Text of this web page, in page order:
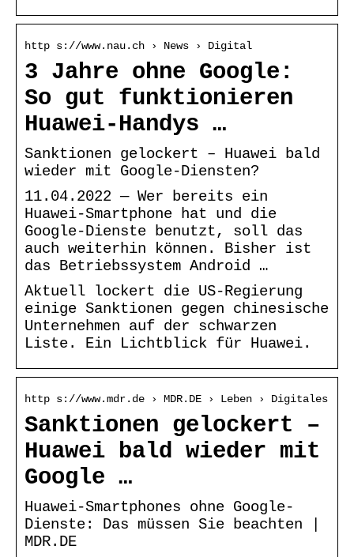
http s://www.nau.ch › News › Digital
3 Jahre ohne Google:
So gut funktionieren
Huawei-Handys …
Sanktionen gelockert – Huawei bald
wieder mit Google-Diensten?
11.04.2022 — Wer bereits ein
Huawei-Smartphone hat und die
Google-Dienste benutzt, soll das
auch weiterhin können. Bisher ist
das Betriebssystem Android …
Aktuell lockert die US-Regierung
einige Sanktionen gegen chinesische
Unternehmen auf der schwarzen
Liste. Ein Lichtblick für Huawei.
http s://www.mdr.de › MDR.DE › Leben › Digitales
Sanktionen gelockert –
Huawei bald wieder mit
Google …
Huawei-Smartphones ohne Google-
Dienste: Das müssen Sie beachten |
MDR.DE